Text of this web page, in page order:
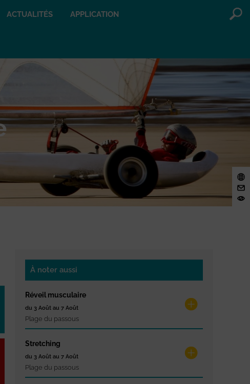
ACTUALITÉS APPLICATION
À noter aussi
Réveil musculaire
du 3 Août au 7 Août
Plage du passous
Stretching
du 3 Août au 7 Août
Plage du passous